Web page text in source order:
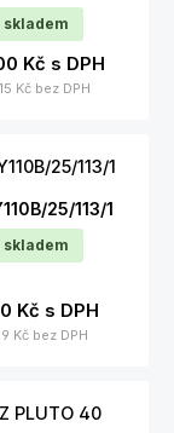
skladem
Kč s DPH
Kč bez DPH
25/113/1
skladem
Kč s DPH
Kč bez DPH